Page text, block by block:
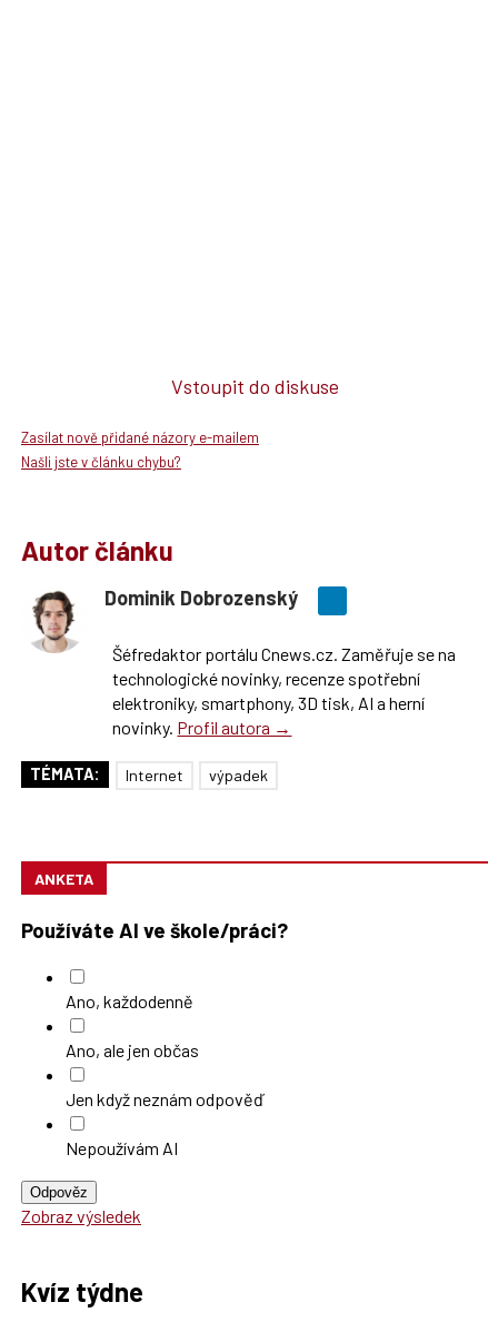
Vstoupit do diskuse
Zasílat nově přidané názory e-mailem
Našli jste v článku chybu?
Autor článku
Dominik Dobrozenský
Šéfredaktor portálu Cnews.cz. Zaměřuje se na
technologické novinky, recenze spotřební
elektroniky, smartphony, 3D tisk, AI a herní
novinky. Profil autora →
TÉMATA: Internet výpadek
ANKETA
Používáte AI ve škole/práci?
Ano, každodenně
Ano, ale jen občas
Jen když neznám odpověď
Nepoužívám AI
Odpověz
Zobraz výsledek
Kvíz týdne